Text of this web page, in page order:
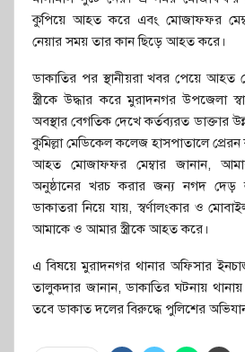
কুপিয়ে আহত করে এবং মোজাফফর
নেয়ার সময় তার কান ছিড়ে আহত করে।
ডাকাতির পর স্থানীয়রা খবর পেয়ে আহত
স্ত্রীকে উদ্ধার করে মুরাদনগর উপজেলা
অবস্থার বেগতিক দেখে কর্তব্যরত ডাক্তার
কুমিল্লা মেডিকেল কলেজ হাসপাতালে
আহত মোজাফফর মেম্বার জানান,
অনুষ্ঠানের খরচ করার জন্য নগদ দেড়
ডাকাতরা নিয়ে যায়, স্বর্ণালংকার ও
আমাকে ও আমার স্ত্রীকে আহত করে।
এ বিষয়ে মুরাদনগর থানার অফিসার
তালুকদার জানান, ডাকাতির ঘটনায়
তবে ডাকাত দলের বিরুদ্ধে পুলিশের